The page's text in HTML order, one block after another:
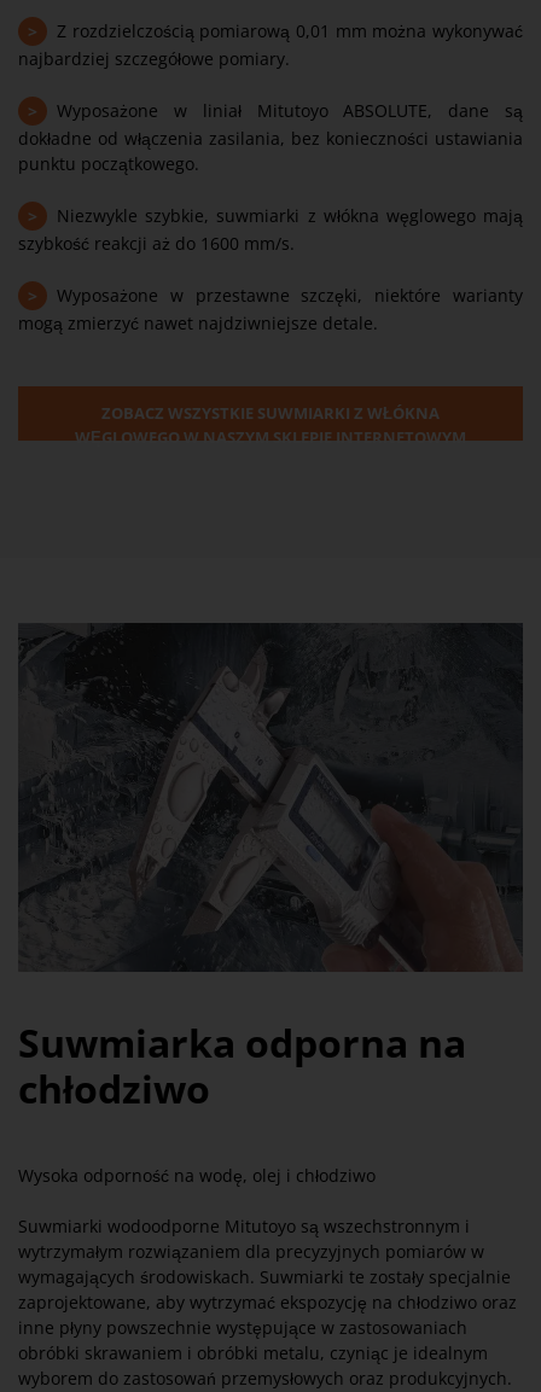
>
Z rozdzielczością pomiarową 0,01 mm można wykonywać
najbardziej szczegółowe pomiary.
>
Wyposażone w liniał Mitutoyo ABSOLUTE, dane są
dokładne od włączenia zasilania, bez konieczności ustawiania
punktu początkowego.
>
Niezwykle szybkie, suwmiarki z włókna węglowego mają
szybkość reakcji aż do 1600 mm/s.
>
Wyposażone w przestawne szczęki, niektóre warianty
mogą zmierzyć nawet najdziwniejsze detale.
ZOBACZ WSZYSTKIE SUWMIARKI Z WŁÓKNA
WĘGLOWEGO W NASZYM SKLEPIE INTERNETOWYM
Suwmiarka odporna na
chłodziwo
Wysoka odporność na wodę, olej i chłodziwo
Suwmiarki wodoodporne Mitutoyo są wszechstronnym i
wytrzymałym rozwiązaniem dla precyzyjnych pomiarów w
wymagających środowiskach. Suwmiarki te zostały specjalnie
zaprojektowane, aby wytrzymać ekspozycję na chłodziwo oraz
inne płyny powszechnie występujące w zastosowaniach
obróbki skrawaniem i obróbki metalu, czyniąc je idealnym
wyborem do zastosowań przemysłowych oraz produkcyjnych.